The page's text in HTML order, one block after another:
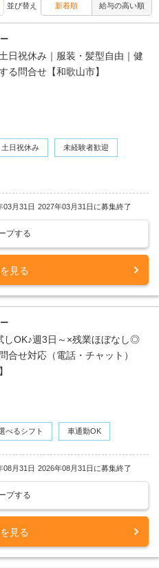
並び替え 新着順 給与の高い順
日祝休み｜服装・髪型自由｜健
る問合せ【和歌山市】
土日祝休み 未経験者歓迎
03月31日 2027年03月31日に募集終了
プする
見る
しOK♪週3日～×残業ほぼなし◎
合せ対応（電話・チャット）
べるシフト 車通勤OK
08月31日 2026年08月31日に募集終了
プする
見る